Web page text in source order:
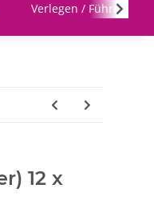
Verlegen / Führen
12 x